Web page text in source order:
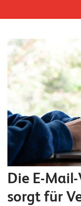
Die E-
sorgt für